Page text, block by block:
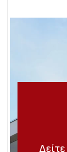
Δείτε